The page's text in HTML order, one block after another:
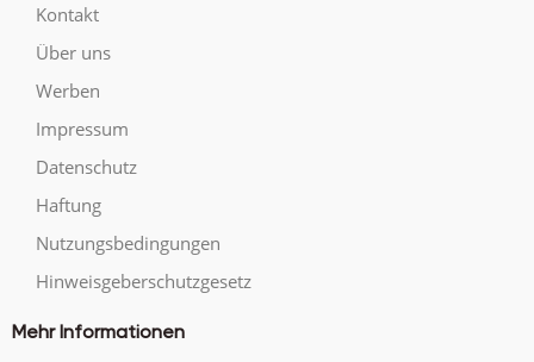
Kontakt
Über uns
Werben
Impressum
Datenschutz
Haftung
Nutzungsbedingungen
Hinweisgeberschutzgesetz
Mehr Informationen